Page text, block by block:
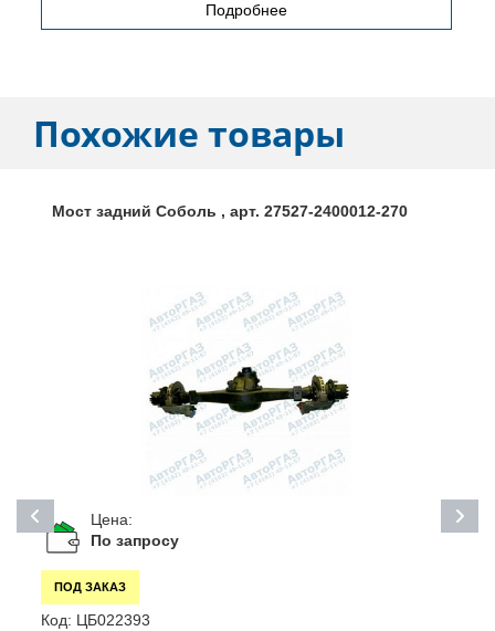
Подробнее
Похожие товары
Мост задний Соболь , арт. 27527-2400012-270
Цена:
По запросу
ПОД ЗАКАЗ
Код: ЦБ022393